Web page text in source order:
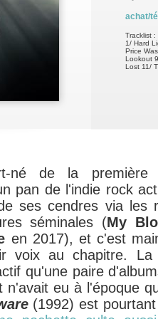
achat/
Tracklist :
1/ Hard
Price
Lookout
Lost 11/ T
né de la
pan de l'indie rock
ses cendres via les
séminales (My
en 2017), et c'est
voix au chapitre.
qu'une paire
n'avait eu à l'époque
(1992) est